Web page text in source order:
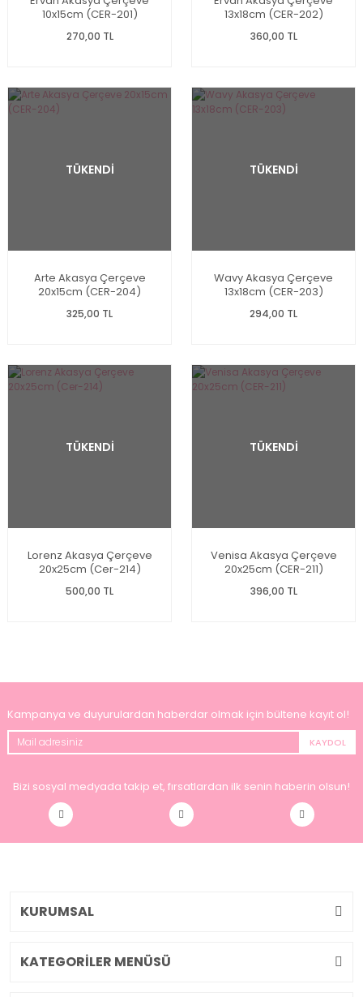
10x15cm (CER-201)
270,00 TL
13x18cm (CER-202)
360,00 TL
TÜKENDİ
Arte Akasya Çerçeve
20x15cm (CER-204)
325,00 TL
TÜKENDİ
Wavy Akasya Çerçeve
13x18cm (CER-203)
294,00 TL
TÜKENDİ
Lorenz Akasya Çerçeve
20x25cm (Cer-214)
500,00 TL
TÜKENDİ
Venisa Akasya Çerçeve
20x25cm (CER-211)
396,00 TL
Kampanya ve duyurulardan haberdar olmak için bültene kayıt ol!
KAYDOL
Bizi sosyal medyada takip et, fırsatlardan ilk senin haberin olsun!
KURUMSAL
KATEGORİLER MENÜSÜ